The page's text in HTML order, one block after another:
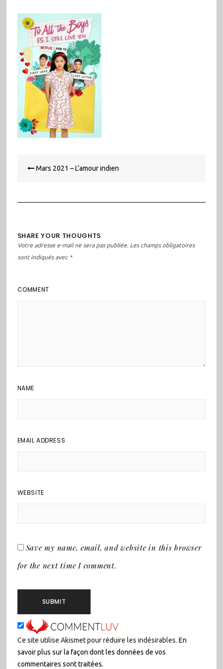
de Mars 2021 – L’amour indien
SHARE YOUR THOUGHTS
Votre adresse e-mail ne sera pas publiée. Les champs obligatoires
sont indiqués avec *
COMMENT
NAME
EMAIL ADDRESS
WEBSITE
Save my name, email, and website in this browser
for the next time I comment.
Ce site utilise Akismet pour réduire les indésirables. En
savoir plus sur la façon dont les données de vos
commentaires sont traitées.